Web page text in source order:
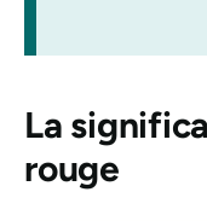
La
rouge